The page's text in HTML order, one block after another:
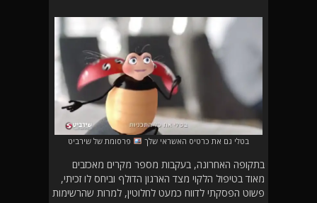
בטלי גם את כרטיס האשראי שלך פרסומת של שירביט
בתקופה האחרונה, בעקבות מספר מקרים מאכזבים
מאוד בטיפול הלקוי מצד הארגון הדולף וביחס לו זכיתי,
פשוט הפסקתי לדווח כמעט לחלוטין, למרות שהרשימות